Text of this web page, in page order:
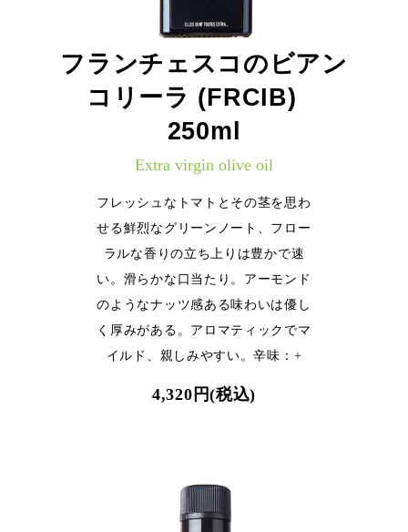
フランチェスコのビアン
コリーラ (FRCIB)
250ml
Extra virgin olive oil
フレッシュなトマトとその茎を思わ
せる鮮烈なグリーンノート、フロー
ラルな香りの立ち上りは豊かで速
い。滑らかな口当たり。アーモンド
のようなナッツ感ある味わいは優し
く厚みがある。アロマティックでマ
イルド、親しみやすい。辛味：+
4,320円(税込)